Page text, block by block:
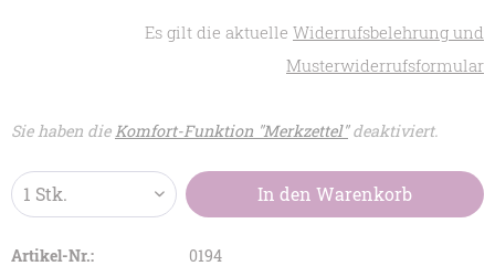
Es gilt die aktuelle Widerrufsbelehrung und
Musterwiderrufsformular
Sie haben dieKomfort-Funktion "Merkzettel"deaktiviert.
In den Warenkorb
Artikel-Nr.:
0194